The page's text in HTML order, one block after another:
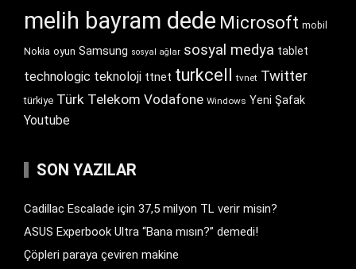
melih bayram dede Microsoft mobil
Nokia oyun Samsung sosyal ağlar sosyal medya tablet
technologic teknoloji ttnet turkcell tvnet Twitter
türkiye Türk Telekom Vodafone Windows Yeni Şafak
Youtube
SON YAZILAR
Cadillac Escalade için 37,5 milyon TL verir misin?
ASUS Experbook Ultra “Bana mısın?” demedi!
Çöpleri paraya çeviren makine